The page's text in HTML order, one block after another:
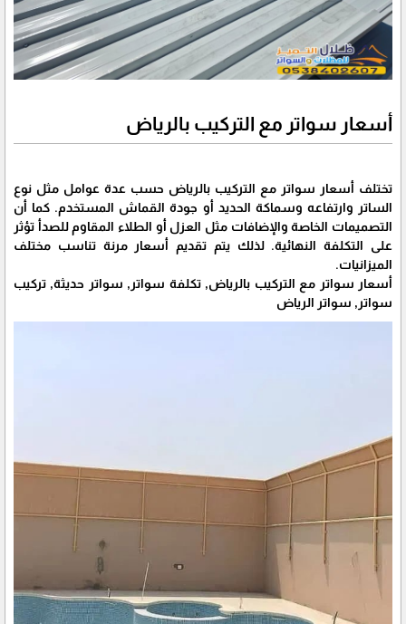
أسعار سواتر مع التركيب بالرياض
تختلف أسعار سواتر مع التركيب بالرياض حسب عدة عوامل مثل نوع
الساتر وارتفاعه وسماكة الحديد أو جودة القماش المستخدم. كما أن
التصميمات الخاصة والإضافات مثل العزل أو الطلاء المقاوم للصدأ تؤثر
على التكلفة النهائية. لذلك يتم تقديم أسعار مرنة تناسب مختلف
الميزانيات.
أسعار سواتر مع التركيب بالرياض, تكلفة سواتر, سواتر حديثة, تركيب
سواتر, سواتر الرياض